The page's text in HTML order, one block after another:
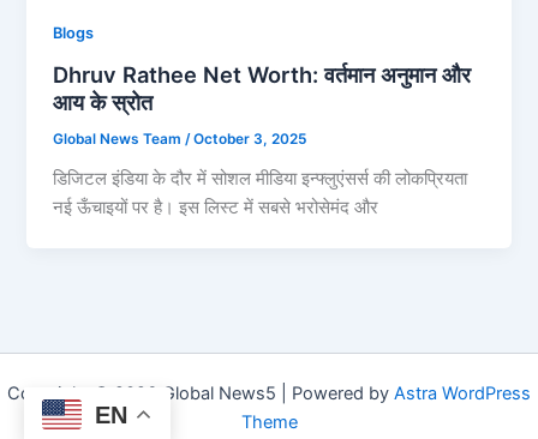
Blogs
Dhruv Rathee Net Worth: वर्तमान अनुमान और
आय के स्रोत
Global News Team/October 3, 2025
डिजिटल इंडिया के दौर में सोशल मीडिया इन्फ्लुएंसर्स की लोकप्रियता
नई ऊँचाइयों पर है। इस लिस्ट में सबसे भरोसेमंद और
Copyright © 2026 Global News5 | Powered by Astra WordPress
Theme
EN